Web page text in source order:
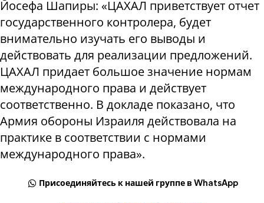
Йосефа Шапиры: «ЦАХАЛ приветствует отчет
государственного контролера, будет
внимательно изучать его выводы и
действовать для реализации предложений.
ЦАХАЛ придает большое значение нормам
международного права и действует
соответственно. В докладе показано, что
Армия обороны Израиля действовала на
практике в соответствии с нормами
международного права».
Присоединяйтесь к нашей группе в WhatsApp